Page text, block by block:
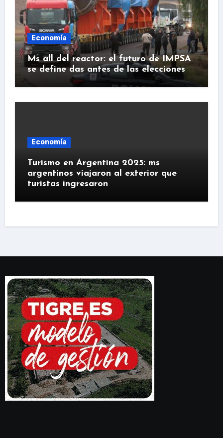
Economía
Ms all del reactor: el futuro de IMPSA
se define das antes de las elecciones
Economía
Turismo en Argentina 2025: ms
argentinos viajaron al exterior que
turistas ingresaron